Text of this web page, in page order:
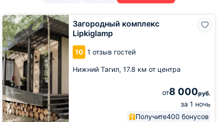
Загородный комплекс
Lipkiglamp
10 1 отзыв гостей
Нижний Тагил, 17.8 км от центра
от8 000руб.
за 1 ночь
Получите400 бонусов
Загородный
комплекс
Lipkiglamp